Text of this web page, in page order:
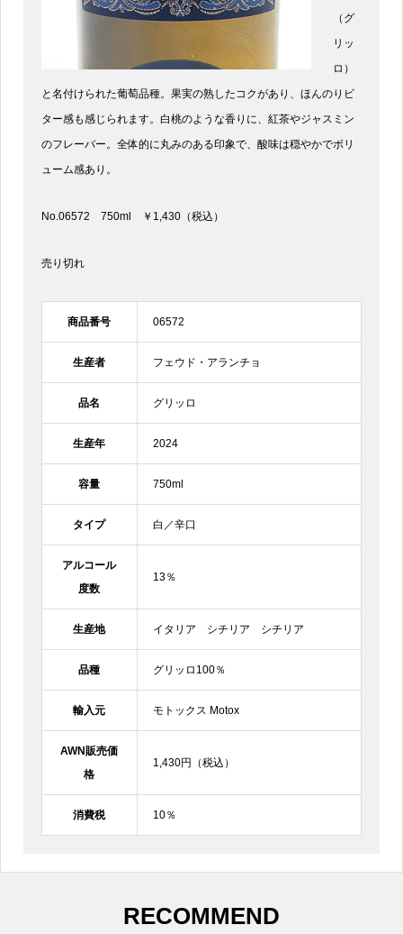
（グ
リッ
ロ）
と名付けられた葡萄品種。果実の熟したコクがあり、ほんのりビ
ター感も感じられます。白桃のような香りに、紅茶やジャスミン
のフレーバー。全体的に丸みのある印象で、酸味は穏やかでボリ
ューム感あり。
No.06572 750ml ￥1,430（税込）
売り切れ
商品番号 06572
生産者 フェウド・アランチョ
品名 グリッロ
生産年 2024
容量 750ml
タイプ 白／辛口
アルコール
度数
13％
生産地 イタリア シチリア シチリア
品種 グリッロ100％
輸入元 モトックス Motox
AWN販売価
格
1,430円（税込）
消費税 10％
RECOMMEND